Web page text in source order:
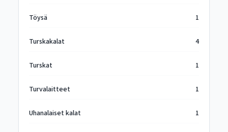
Töysä 1
Turskakalat 4
Turskat 1
Turvalaitteet 1
Uhanalaiset kalat 1